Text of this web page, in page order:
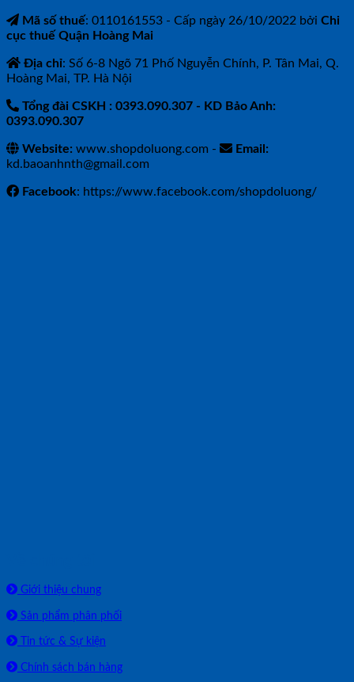
Mã số thuế: 0110161553 - Cấp ngày 26/10/2022 bởi Chi
cục thuế Quận Hoàng Mai
Địa chỉ: Số 6-8 Ngõ 71 Phố Nguyễn Chính, P. Tân Mai, Q.
Hoàng Mai, TP. Hà Nội
Tổng đài CSKH : 0393.090.307 - KD Bảo Anh:
0393.090.307
Website: www.shopdoluong.com -
Email:
kd.baoanhnth@gmail.com
Facebook: https://www.facebook.com/shopdoluong/
Giới thiệu chung
Sản phẩm phân phối
Tin tức & Sự kiện
Chính sách bán hàng